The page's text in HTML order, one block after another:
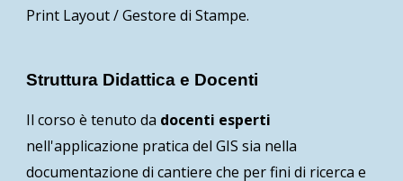
Print Layout / Gestore di Stampe.
Struttura Didattica e Docenti
Il corso è tenuto da docenti esperti
nell'applicazione pratica del GIS sia nella
documentazione di cantiere che per fini di ricerca e